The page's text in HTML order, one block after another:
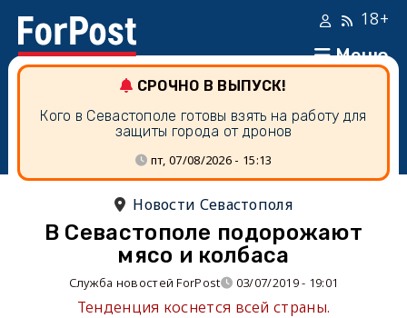
Меню
18+
СРОЧНО В ВЫПУСК!
Кого в Севастополе готовы взять на работу для
защиты города от дронов
пт, 07/08/2026 - 15:13
Новости Севастополя
В Севастополе подорожают
мясо и колбаса
Служба новостей ForPost 03/07/2019 - 19:01
Тенденция коснется всей страны.